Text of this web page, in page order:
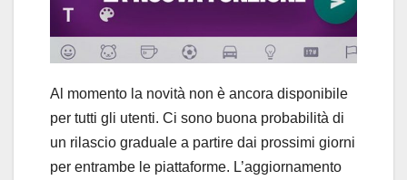
Al momento la novità non è ancora disponibile
per tutti gli utenti. Ci sono buona probabilità di
un rilascio graduale a partire dai prossimi giorni
per entrambe le piattaforme. L’aggiornamento